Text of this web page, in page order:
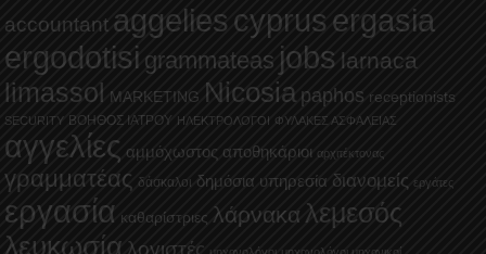
accountant aggelies cyprus ergasia
ergodotisi grammateas jobs larnaca
limassol MARKETING Nicosia paphos receptionists
SECURITY ΒΟΗΘΟΣ ΙΑΤΡΟΥ ΗΛΕΚΤΡΟΛΟΓΟΙ ΦΥΛΑΚΕΣ ΑΣΦΑΛΕΙΑΣ
αγγελίες αμμόχωστος αποθηκάριοι αρχιτέκτονας
γραμματέας δάσκαλοι δημόσια υπηρεσία διανομείς εργάτες
εργασία καθαρίστριες λάρνακα λεμεσός
λευκωσία λογιστές μηχανολόγοι μηχανολόγοι μηχανικοί